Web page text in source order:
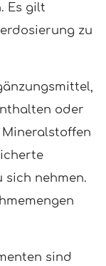
Es gilt
zu
oder
sich nehmen.
sind